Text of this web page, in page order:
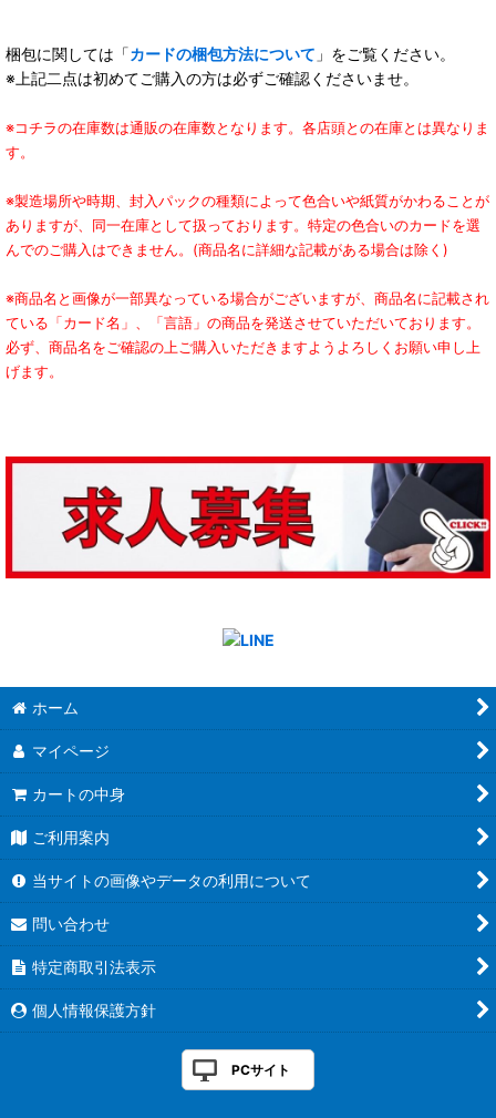
梱包に関しては「カードの梱包方法について 」をご覧ください。
※上記二点は初めてご購入の方は必ずご確認くださいませ。
※コチラの在庫数は通販の在庫数となります。各店頭との在庫とは異なりま
す。
※製造場所や時期、封入パックの種類によって色合いや紙質がかわることが
ありますが、同一在庫として扱っております。特定の色合いのカードを選
んでのご購入はできません。(商品名に詳細な記載がある場合は除く)
※商品名と画像が一部異なっている場合がございますが、商品名に記載され
ている「カード名」、「言語」の商品を発送させていただいております。
必ず、商品名をご確認の上ご購入いただきますようよろしくお願い申し上
げます。
ホーム
マイページ
カートの中身
ご利用案内
当サイトの画像やデータの利用について
問い合わせ
特定商取引法表示
個人情報保護方針
PCサイト